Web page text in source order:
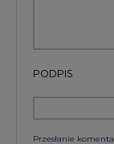
PODPIS
Przesłanie